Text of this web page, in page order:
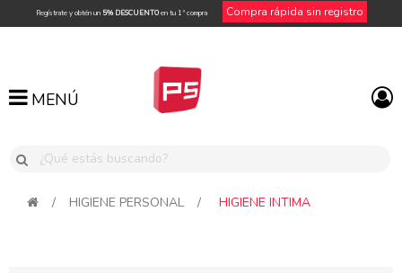
Regístrate y obtén un 5% DESCUENTOen tu 1ª compra Compra rápida sin registro
MENÚ
MENÚ
/ HIGIENE PERSONAL / HIGIENE INTIMA